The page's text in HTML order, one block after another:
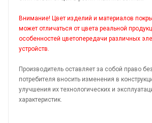
Внимание! Цвет изделий и материалов
может отличаться от цвета реальной
особенностей цветопередачи различных
устройств.
Производитель оставляет за собой право
потребителя вносить изменения в
улучшения их технологических и
характеристик.